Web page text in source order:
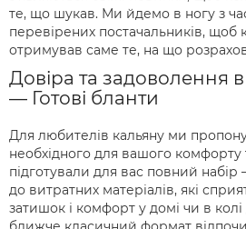
те, що шукав. Ми йдемо в ногу з
перевірених постачальників, щоб
отримував саме те, на що
Довіра та задоволення
— Готові бланти
Для любителів кальяну ми
необхідного для вашого комфорту
підготували для вас повний набір
до витратних матеріалів, які
затишок і комфорт у домі чи в